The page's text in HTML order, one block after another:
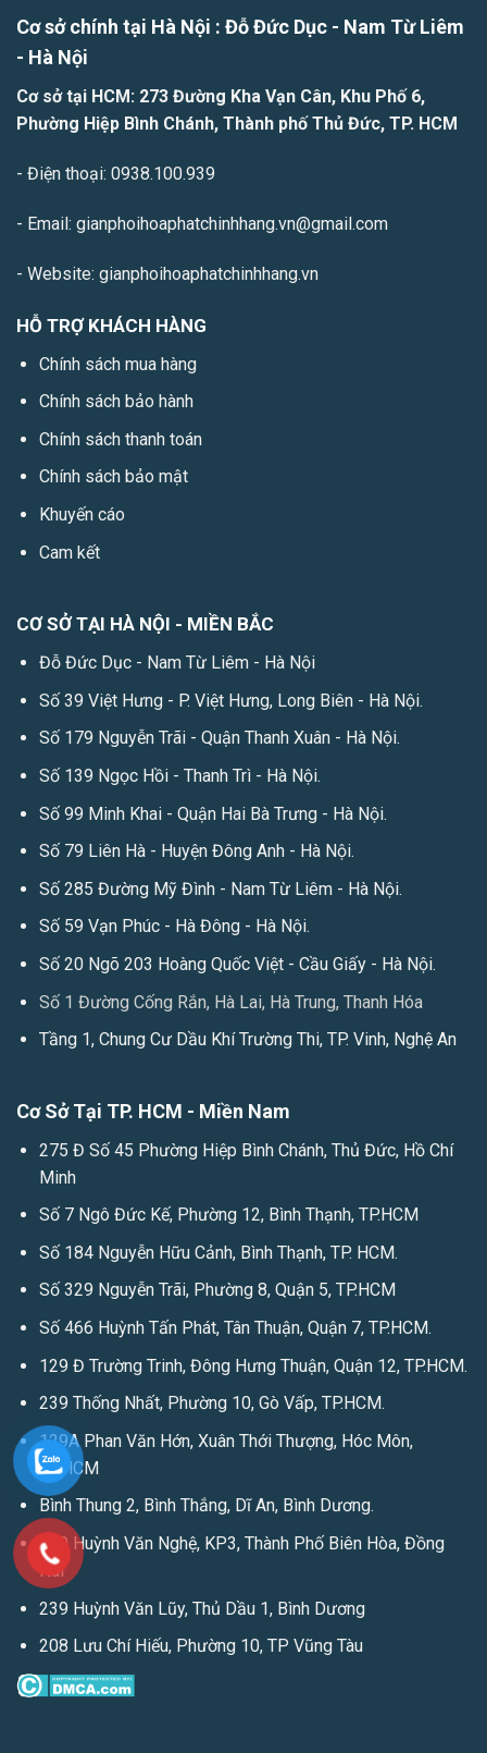
Cơ sở chính tại Hà Nội : Đỗ Đức Dục - Nam Từ Liêm
- Hà Nội
Cơ sở tại HCM: 273 Đường Kha Vạn Cân, Khu Phố 6,
Phường Hiệp Bình Chánh, Thành phố Thủ Đức, TP. HCM
- Điện thoại: 0938.100.939
- Email: gianphoihoaphatchinhhang.vn@gmail.com
- Website: gianphoihoaphatchinhhang.vn
HỖ TRỢ KHÁCH HÀNG
Chính sách mua hàng
Chính sách bảo hành
Chính sách thanh toán
Chính sách bảo mật
Khuyến cáo
Cam kết
CƠ SỞ TẠI HÀ NỘI - MIỀN BẮC
Đỗ Đức Dục - Nam Từ Liêm - Hà Nội
Số 39 Việt Hưng - P. Việt Hưng, Long Biên - Hà Nội.
Số 179 Nguyễn Trãi - Quận Thanh Xuân - Hà Nội.
Số 139 Ngọc Hồi - Thanh Trì - Hà Nội.
Số 99 Minh Khai - Quận Hai Bà Trưng - Hà Nội.
Số 79 Liên Hà - Huyện Đông Anh - Hà Nội.
Số 285 Đường Mỹ Đình - Nam Từ Liêm - Hà Nội.
Số 59 Vạn Phúc - Hà Đông - Hà Nội.
Số 20 Ngõ 203 Hoàng Quốc Việt - Cầu Giấy - Hà Nội.
Số 1 Đường Cống Rắn, Hà Lai, Hà Trung, Thanh Hóa
Tầng 1, Chung Cư Dầu Khí Trường Thi, TP. Vinh, Nghệ An
Cơ Sở Tại TP. HCM - Miền Nam
275 Đ Số 45 Phường Hiệp Bình Chánh, Thủ Đức, Hồ Chí
Minh
Số 7 Ngô Đức Kế, Phường 12, Bình Thạnh, TP.HCM
Số 184 Nguyễn Hữu Cảnh, Bình Thạnh, TP. HCM.
Số 329 Nguyễn Trãi, Phường 8, Quận 5, TP.HCM
Số 466 Huỳnh Tấn Phát, Tân Thuận, Quận 7, TP.HCM.
129 Đ Trường Trinh, Đông Hưng Thuận, Quận 12, TP.HCM.
239 Thống Nhất, Phường 10, Gò Vấp, TP.HCM.
129A Phan Văn Hớn, Xuân Thới Thượng, Hóc Môn,
TP.HCM
Bình Thung 2, Bình Thắng, Dĩ An, Bình Dương.
579 Huỳnh Văn Nghệ, KP3, Thành Phố Biên Hòa, Đồng
Nai
239 Huỳnh Văn Lũy, Thủ Dầu 1, Bình Dương
208 Lưu Chí Hiếu, Phường 10, TP Vũng Tàu